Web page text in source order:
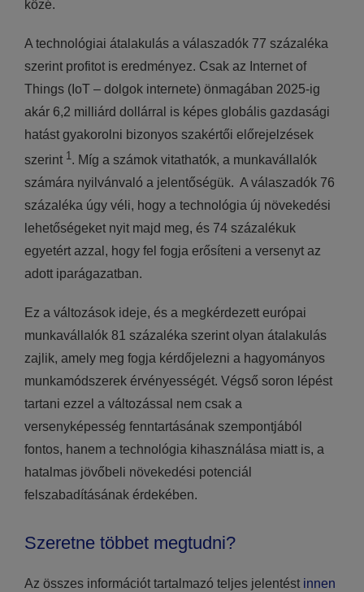
közé.
A technológiai átalakulás a válaszadók 77 százaléka
szerint profitot is eredményez. Csak az Internet of
Things (IoT – dolgok internete) önmagában 2025-ig
akár 6,2 milliárd dollárral is képes globális gazdasági
hatást gyakorolni bizonyos szakértői előrejelzések
szerint 1. Míg a számok vitathatók, a munkavállalók
számára nyilvánvaló a jelentőségük. A válaszadók 76
százaléka úgy véli, hogy a technológia új növekedési
lehetőségeket nyit majd meg, és 74 százalékuk
egyetért azzal, hogy fel fogja erősíteni a versenyt az
adott iparágazatban.
Ez a változások ideje, és a megkérdezett európai
munkavállalók 81 százaléka szerint olyan átalakulás
zajlik, amely meg fogja kérdőjelezni a hagyományos
munkamódszerek érvényességét. Végső soron lépést
tartani ezzel a változással nem csak a
versenyképesség fenntartásának szempontjából
fontos, hanem a technológia kihasználása miatt is, a
hatalmas jövőbeli növekedési potenciál
felszabadításának érdekében.
Szeretne többet megtudni?
Az összes információt tartalmazó teljes jelentést innen